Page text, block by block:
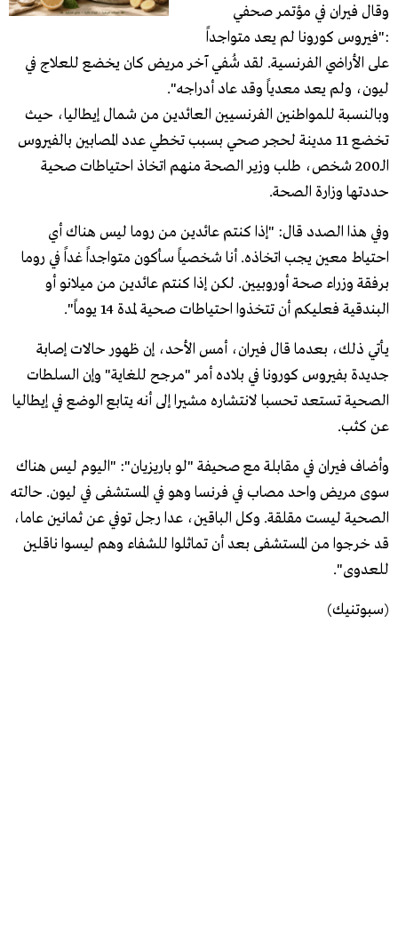
وقال فيران في مؤتمر صحفي
:"فيروس كورونا لم يعد متواجداً
على الأراضي الفرنسية. لقد شُفي آخر مريض كان يخضع للعلاج في
ليون، ولم يعد معدياً وقد عاد أدراجه".
وبالنسبة للمواطنين الفرنسيين العائدين من شمال إيطاليا، حيث
تخضع 11 مدينة لحجر صحي بسبب تخطي عدد المصابين بالفيروس
الـ200 شخص، طلب وزير الصحة منهم اتخاذ احتياطات صحية
حددتها وزارة الصحة.
وفي هذا الصدد قال: "إذا كنتم عائدين من روما ليس هناك أي
احتياط معين يجب اتخاذه. أنا شخصياً سأكون متواجداً غداً في روما
برفقة وزراء صحة أوروبيين. لكن إذا كنتم عائدين من ميلانو أو
البندقية فعليكم أن تتخذوا احتياطات صحية لمدة 14 يوماً".
يأتي ذلك، بعدما قال فيران، أمس الأحد، إن ظهور حالات إصابة
جديدة بفيروس كورونا في بلاده أمر "مرجح للغاية" وإن السلطات
الصحية تستعد تحسبا لانتشاره مشيرا إلى أنه يتابع الوضع في إيطاليا
عن كثب.
وأضاف فيران في مقابلة مع صحيفة "لو باريزيان": "اليوم ليس هناك
سوى مريض واحد مصاب في فرنسا وهو في المستشفى في ليون. حالته
الصحية ليست مقلقة. وكل الباقين، عدا رجل توفي عن ثمانين عاما،
قد خرجوا من المستشفى بعد أن تماثلوا للشفاء وهم ليسوا ناقلين
للعدوى".
(سبوتنيك)